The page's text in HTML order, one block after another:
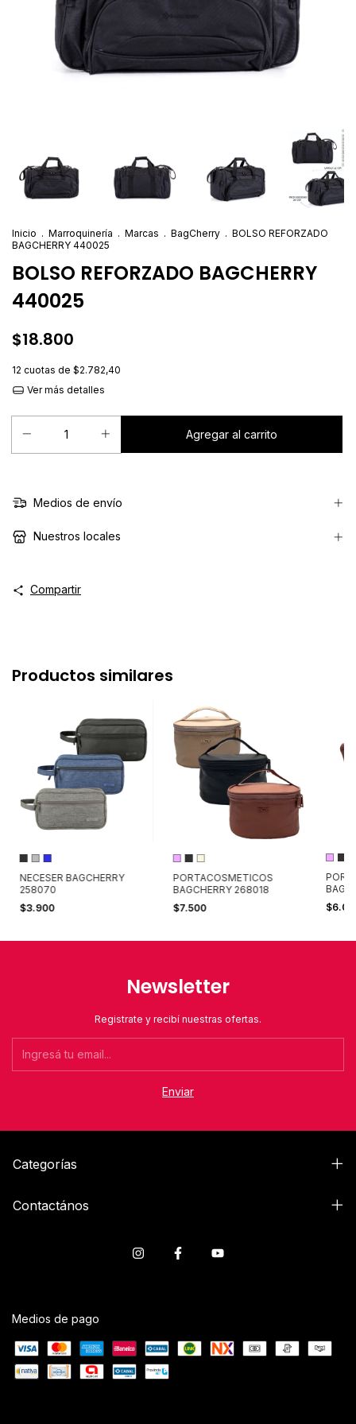
Inicio . Marroquinería . Marcas . BagCherry . BOLSO REFORZADO
BAGCHERRY 440025
BOLSO REFORZADO BAGCHERRY
440025
$18.800
12 cuotas de $2.782,40
Ver más detalles
Medios de envío
Nuestros locales
Compartir
Productos similares
NECESER BAGCHERRY
258070
$3.900
PORTACOSMETICOS
BAGCHERRY 268018
$7.500
Newsletter
Registrate y recibí nuestras ofertas.
Categorías
Contactános
Medios de pago